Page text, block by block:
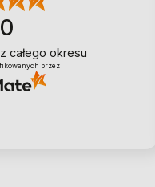
z całego okresu
przez